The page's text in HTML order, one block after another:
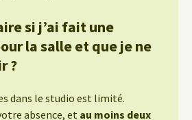
si j’ai fait une
la salle et que je ne
?
dans le studio est limité.
absence, et au moins deux